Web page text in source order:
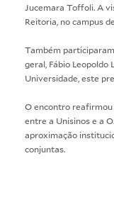
Jucemara Toffoli. A
Reitoria, no campus
Também
geral, Fábio Leopoldo
Universidade, este
O encontro reafirmou
entre a Unisinos e a
aproximação
conjuntas.